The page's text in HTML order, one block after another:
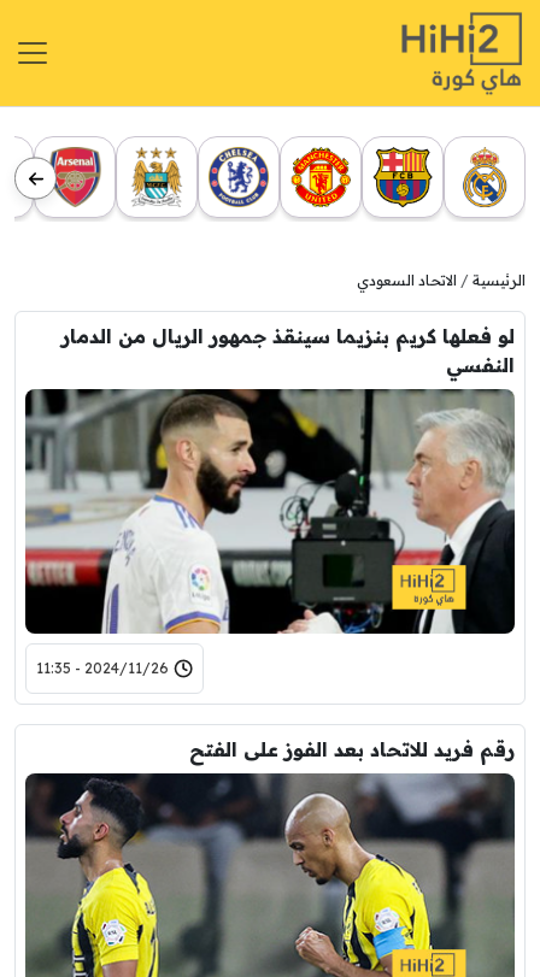
الرئيسية الاتحاد السعودي
لو فعلها كريم بنزيما سينقذ جمهور الريال من الدمار
النفسي
2024/11/26 - 11:35
رقم فريد للاتحاد بعد الفوز على الفتح